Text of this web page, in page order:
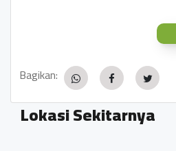
Bagikan:
Lokasi Sekitarnya